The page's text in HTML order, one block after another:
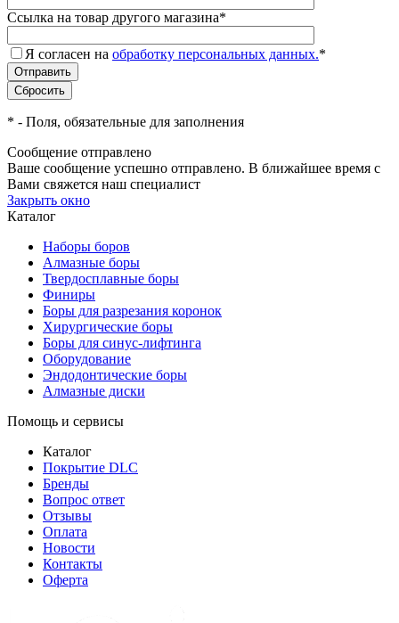
Ссылка на товар другого магазина*
Я согласен на обработку персональных данных.*
* - Поля, обязательные для заполнения
Сообщение отправлено
Ваше сообщение успешно отправлено. В ближайшее время с
Вами свяжется наш специалист
Закрыть окно
Каталог
Наборы боров
Алмазные боры
Твердосплавные боры
Финиры
Боры для разрезания коронок
Хирургические боры
Боры для синус-лифтинга
Оборудование
Эндодонтические боры
Алмазные диски
Помощь и сервисы
Каталог
Покрытие DLC
Бренды
Вопрос ответ
Отзывы
Оплата
Новости
Контакты
Оферта